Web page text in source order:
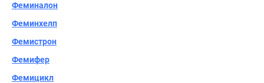
Феминалон
Феминхелп
Фемистрон
Фемифер
Фемицикл